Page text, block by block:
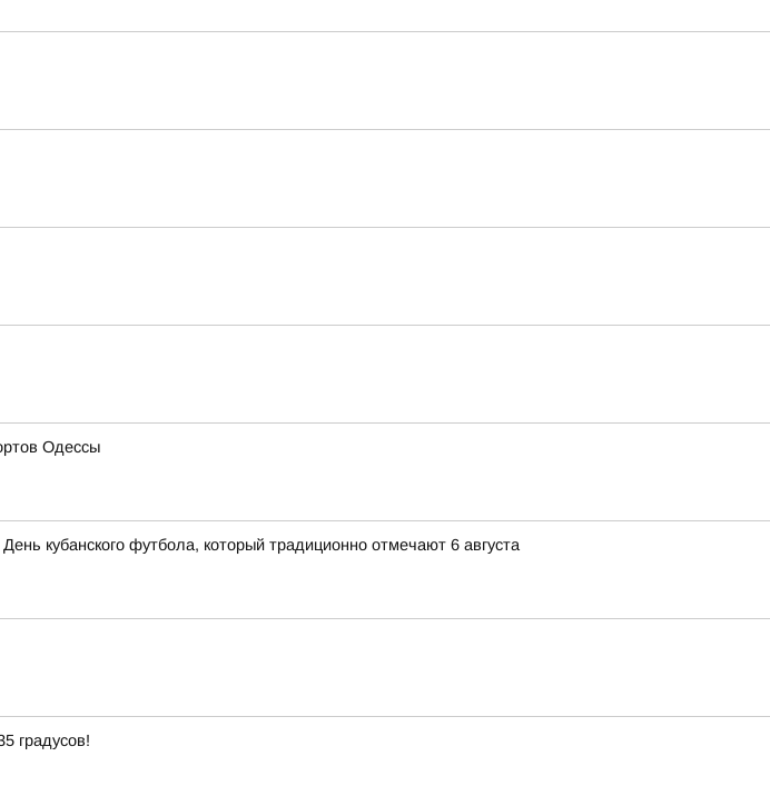
Одессы
кубанского футбола, который традиционно отмечают 6 августа
градусов!